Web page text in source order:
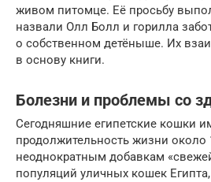
живом питомце. Её просьбу
назвали Олл Болл и горилла
о собственном детёныше. Их
в основу книги.
Болезни и проблемы со
Сегодняшние египетские кошки
продолжительность жизни около
неоднократным добавкам
популяций уличных кошек